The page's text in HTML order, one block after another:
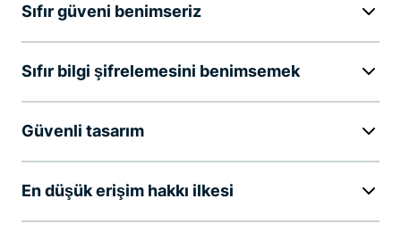
Sıfır güveni benimseriz
Sıfır bilgi şifrelemesini benimsemek
Güvenli tasarım
En düşük erişim hakkı ilkesi